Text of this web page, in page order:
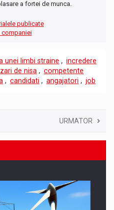
a fortei de munca.
publicate
companiei
unei limbi straine , incredere
de nisa , competente
, candidati , angajatori , job
URMATOR